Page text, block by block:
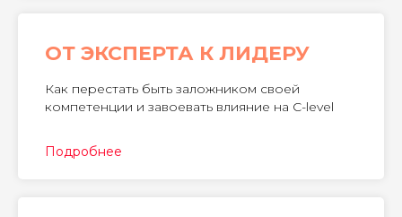
ОТ ЭКСПЕРТА К ЛИДЕРУ
Как перестать быть заложником своей
компетенции и завоевать влияние на C-level
Подробнее